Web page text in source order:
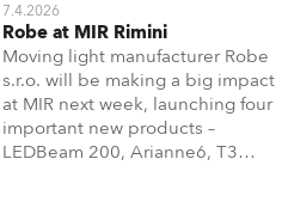
7.4.2026
Robe at MIR Rimini
Moving light manufacturer Robe
s.r.o. will be making a big impact
at MIR next week, launching four
important new products –
LEDBeam 200, Arianne6, T3